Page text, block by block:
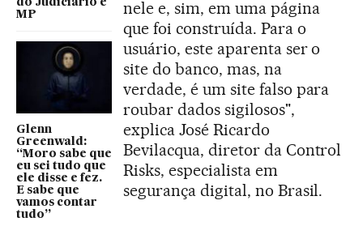
do Judiciário e
MP
Glenn
Greenwald:
“Moro sabe que
eu sei tudo que
ele disse e fez.
E sabe que
vamos contar
tudo”
nele e, sim, em uma página
que foi construída. Para o
usuário, este aparenta ser o
site do banco, mas, na
verdade, é um site falso para
roubar dados sigilosos",
explica José Ricardo
Bevilacqua, diretor da Control
Risks, especialista em
segurança digital, no Brasil.